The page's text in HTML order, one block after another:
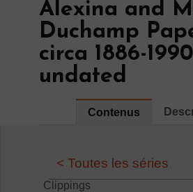
Alexina and
Duchamp
circa 1886-
undated
Contenus
< Toutes les séries
Clippings